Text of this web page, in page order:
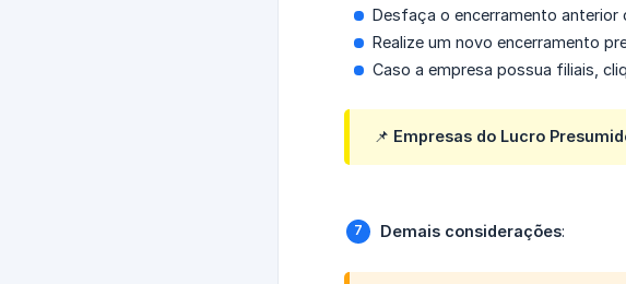
Desfaça o encerramento anterior
Realize um novo encerramento
Caso a empresa possua filiais,
📌 Empresas do Lucro
Demais considerações: